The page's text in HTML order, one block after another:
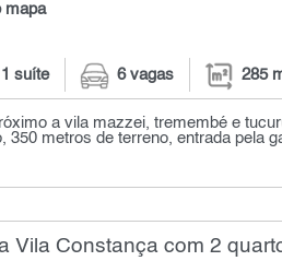
mapa
1 suíte 6 vagas 285
a vila mazzei, tremembé e
350 metros de terreno, entrada pela
Vila Constança com 2